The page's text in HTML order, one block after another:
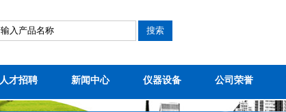
人才招聘 新闻中心 仪器设备 公司荣誉